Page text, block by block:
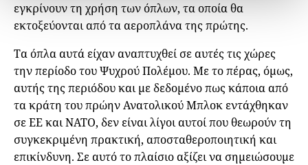
εγκρίνουν τη χρήση των όπλων, τα οποία θα
εκτοξεύονται από τα αεροπλάνα της πρώτης.
Τα όπλα αυτά είχαν αναπτυχθεί σε αυτές τις χώρες
την περίοδο του Ψυχρού Πολέμου. Με το πέρας, όμως,
αυτής της περιόδου και με δεδομένο πως κάποια από
τα κράτη του πρώην Ανατολικού Μπλοκ εντάχθηκαν
σε ΕΕ και ΝΑΤΟ, δεν είναι λίγοι αυτοί που θεωρούν τη
συγκεκριμένη πρακτική, αποσταθεροποιητική και
επικίνδυνη. Σε αυτό το πλαίσιο αξίζει να σημειώσουμε